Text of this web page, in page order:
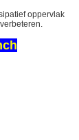
oppervlak